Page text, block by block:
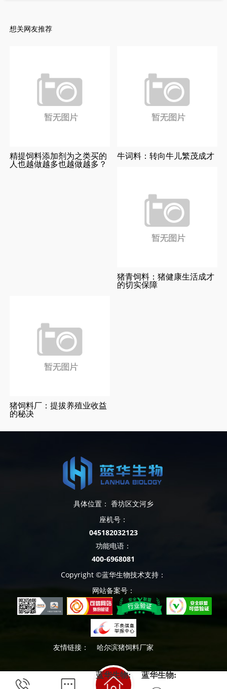
想关网友推荐
精提饲料添加剂为之类买的
人也越做越多也越做越多？
牛词料：转向牛儿繁茂成才
猪青饲料：猪健康生活成才
的切实保障
猪饲料厂：提拔养殖业收益
的秘决
具体位置： 香坊区文河乡
座机号：
045182032123
功能电语：
400-6968081
Copyright ©蓝华生物技术支持：
网站备案号：
友情链接： 哈尔滨猪饲料厂家
蓝华生物: 蓝华生物: